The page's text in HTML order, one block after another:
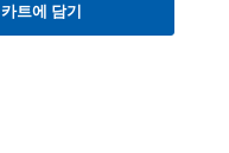
카트에 담기